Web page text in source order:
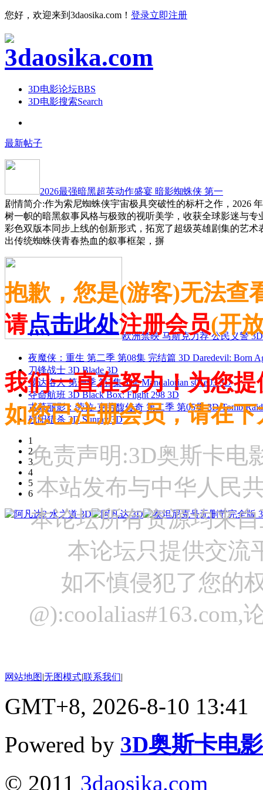
您好，欢迎来到3daosika.com！ 登录立即注册
3D电影论坛BBS
3D电影搜索Search
最新帖子
2026最强暗黑超英动作盛宴 暗影蜘蛛侠 第一
剧情简介:作为索尼蜘蛛侠宇宙极具突破性的标杆之作，2026
树一帜的暗黑叙事风格与极致的视听美学，收获全球影迷与
彩色双版本同步上线的创新形式，拓宽了超级英雄剧集的艺
出传统蜘蛛侠青春热血的叙事框架，摒
欧洲禁映 马斯克力荐 公民义警 3D
夜魔侠：重生 第二季 第08集 完结篇 3D Daredevil: Born
刀锋战士 3D Blade 3D
曼达洛人 第一季 第3集 The Mandalorian s01e03 3D
夺命航班 3D Black Box: Flight 298 3D
古墓丽影：劳拉·克劳馥传奇 第二季 第05集 3D Tomb
残阳猎杀 3D Sunray 3D
1
2
3
4
5
6
抱歉，您是(游客)无法查
请点击此处注册会员(开
我们一直在努力！为您
如您已注册会员，请在
免责声明:3D奥斯卡电
本站发布与中华人民
本论坛所有资源均来
本论坛只提供交流
如不慎侵犯了您的
网站地图|无图模式|联系我们|
GMT+8, 2026-8-10 13:41
Powered by 3D奥斯卡电
© 2011 3daosika.com